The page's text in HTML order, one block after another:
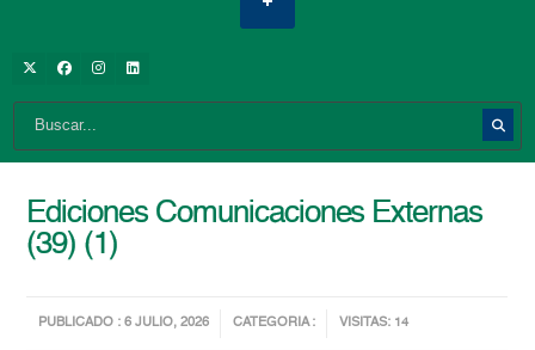
Ediciones Comunicaciones Externas
(39) (1)
PUBLICADO : 6 JULIO, 2026 CATEGORIA : VISITAS: 14